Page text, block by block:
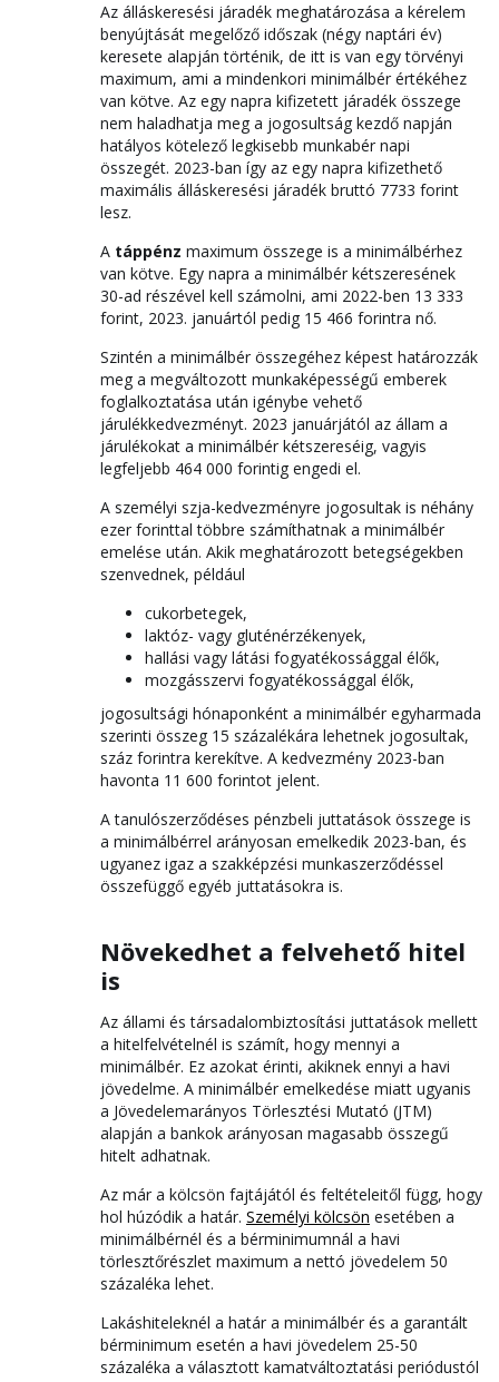
Az álláskeresési járadék meghatározása a kérelem
benyújtását megelőző időszak (négy naptári év)
keresete alapján történik, de itt is van egy törvényi
maximum, ami a mindenkori minimálbér értékéhez
van kötve. Az egy napra kifizetett járadék összege
nem haladhatja meg a jogosultság kezdő napján
hatályos kötelező legkisebb munkabér napi
összegét. 2023-ban így az egy napra kifizethető
maximális álláskeresési járadék bruttó 7733 forint
lesz.
A táppénz maximum összege is a minimálbérhez
van kötve. Egy napra a minimálbér kétszeresének
30-ad részével kell számolni, ami 2022-ben 13 333
forint, 2023. januártól pedig 15 466 forintra nő.
Szintén a minimálbér összegéhez képest határozzák
meg a megváltozott munkaképességű emberek
foglalkoztatása után igénybe vehető
járulékkedvezményt. 2023 januárjától az állam a
járulékokat a minimálbér kétszereséig, vagyis
legfeljebb 464 000 forintig engedi el.
A személyi szja-kedvezményre jogosultak is néhány
ezer forinttal többre számíthatnak a minimálbér
emelése után. Akik meghatározott betegségekben
szenvednek, például
cukorbetegek,
laktóz- vagy gluténérzékenyek,
hallási vagy látási fogyatékossággal élők,
mozgásszervi fogyatékossággal élők,
jogosultsági hónaponként a minimálbér egyharmada
szerinti összeg 15 százalékára lehetnek jogosultak,
száz forintra kerekítve. A kedvezmény 2023-ban
havonta 11 600 forintot jelent.
A tanulószerződéses pénzbeli juttatások összege is
a minimálbérrel arányosan emelkedik 2023-ban, és
ugyanez igaz a szakképzési munkaszerződéssel
összefüggő egyéb juttatásokra is.
Növekedhet a felvehető hitel
is
Az állami és társadalombiztosítási juttatások mellett
a hitelfelvételnél is számít, hogy mennyi a
minimálbér. Ez azokat érinti, akiknek ennyi a havi
jövedelme. A minimálbér emelkedése miatt ugyanis
a Jövedelemarányos Törlesztési Mutató (JTM)
alapján a bankok arányosan magasabb összegű
hitelt adhatnak.
Az már a kölcsön fajtájától és feltételeitől függ, hogy
hol húzódik a határ. Személyi kölcsön esetében a
minimálbérnél és a bérminimumnál a havi
törlesztőrészlet maximum a nettó jövedelem 50
százaléka lehet.
Lakáshiteleknél a határ a minimálbér és a garantált
bérminimum esetén a havi jövedelem 25-50
százaléka a választott kamatváltoztatási periódustól